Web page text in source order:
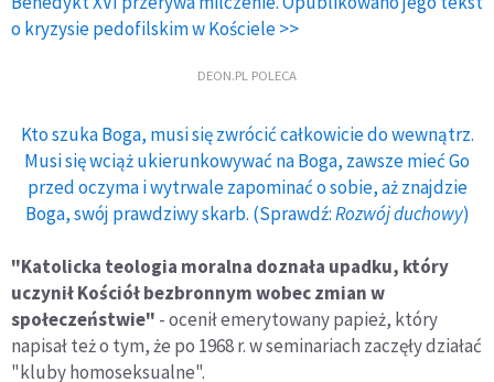
o kryzysie pedofilskim w Kościele >>
DEON.PL POLECA
Kto szuka Boga, musi się zwrócić całkowicie do wewnątrz.
Musi się wciąż ukierunkowywać na Boga, zawsze mieć Go
przed oczyma i wytrwale zapominać o sobie, aż znajdzie
Boga, swój prawdziwy skarb. (Sprawdź:Rozwój duchowy)
"Katolicka teologia moralna doznała upadku, który
uczynił Kościół bezbronnym wobec zmian w
społeczeństwie" - ocenił emerytowany papież, który
napisał też o tym, że po 1968 r. w seminariach zaczęły działać
"kluby homoseksualne".